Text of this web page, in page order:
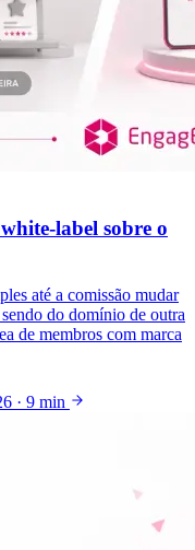
label sobre o
até a comissão mudar
do domínio de outra
de membros com marca
· 9 min